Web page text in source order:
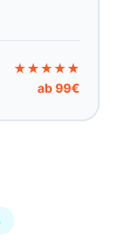
★★★★★
ab 99€